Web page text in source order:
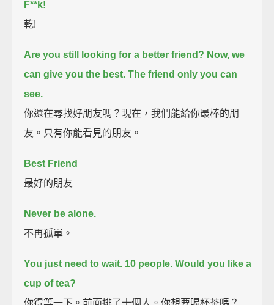
F**k!
乾!
Are you still looking for a better friend? Now, we
can give you the best. The friend only you can
see.
你還在尋找好朋友嗎？現在，我們能給你最棒的朋
友。只有你能看見的朋友。
Best Friend
最好的朋友
Never be alone.
不再孤單。
You just need to wait. 10 people. Would you like a
cup of tea?
你得等一下。前面排了十個人。你想要喝杯茶嗎？